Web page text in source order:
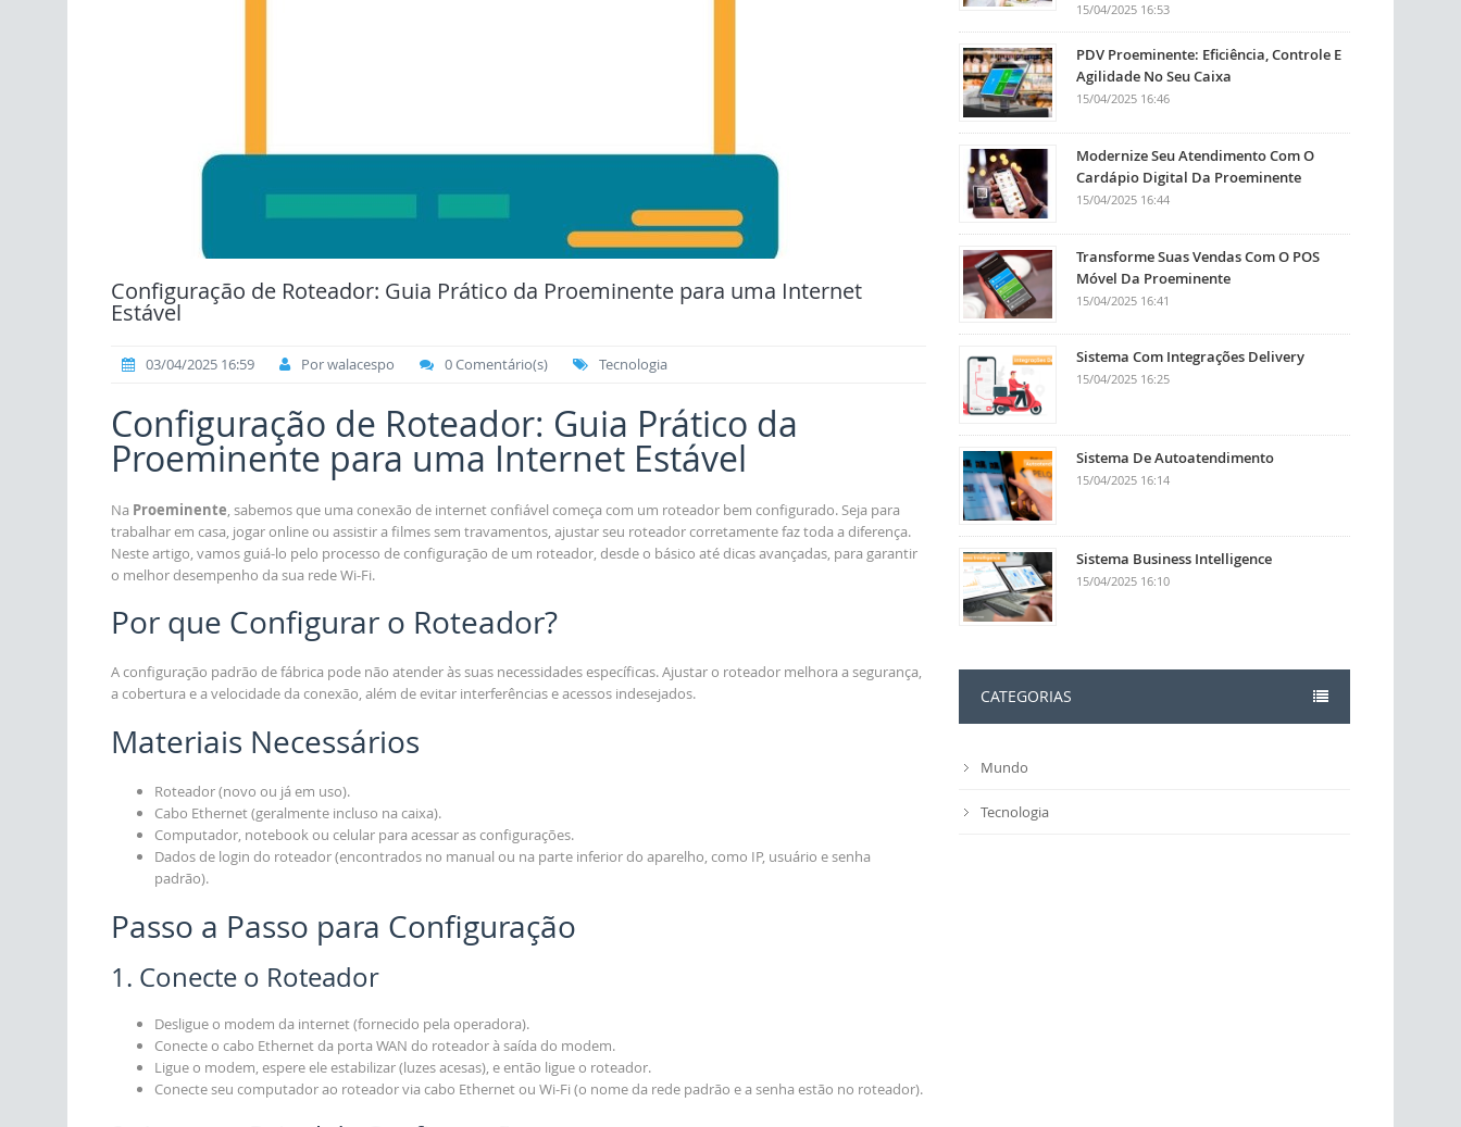
Configuração de Roteador: Guia Prático da Proeminente para uma Internet
Estável
03/04/2025 16:59 Por walacespo 0 Comentário(s) Tecnologia
Configuração de Roteador: Guia Prático da
Proeminente para uma Internet Estável
Na Proeminente , sabemos que uma conexão de internet confiável começa com um roteador bem configurado. Seja para
trabalhar em casa, jogar online ou assistir a filmes sem travamentos, ajustar seu roteador corretamente faz toda a diferença.
Neste artigo, vamos guiá-lo pelo processo de configuração de um roteador, desde o básico até dicas avançadas, para garantir
o melhor desempenho da sua rede Wi-Fi.
Por que Configurar o Roteador?
A configuração padrão de fábrica pode não atender às suas necessidades específicas. Ajustar o roteador melhora a segurança,
a cobertura e a velocidade da conexão, além de evitar interferências e acessos indesejados.
Materiais Necessários
Roteador (novo ou já em uso).
Cabo Ethernet (geralmente incluso na caixa).
Computador, notebook ou celular para acessar as configurações.
Dados de login do roteador (encontrados no manual ou na parte inferior do aparelho, como IP, usuário e senha
padrão).
Passo a Passo para Configuração
1. Conecte o Roteador
Desligue o modem da internet (fornecido pela operadora).
Conecte o cabo Ethernet da porta WAN do roteador à saída do modem.
Ligue o modem, espere ele estabilizar (luzes acesas), e então ligue o roteador.
Conecte seu computador ao roteador via cabo Ethernet ou Wi-Fi (o nome da rede padrão e a senha estão no roteador).
15/04/2025 16:53
PDV Proeminente: Eficiência, Controle E
Agilidade No Seu Caixa
15/04/2025 16:46
Modernize Seu Atendimento Com O
Cardápio Digital Da Proeminente
15/04/2025 16:44
Transforme Suas Vendas Com O POS
Móvel Da Proeminente
15/04/2025 16:41
Sistema Com Integrações Delivery
15/04/2025 16:25
Sistema De Autoatendimento
15/04/2025 16:14
Sistema Business Intelligence
15/04/2025 16:10
CATEGORIAS
Mundo
Tecnologia